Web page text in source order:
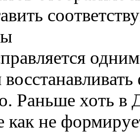
Раньше хоть в
как не